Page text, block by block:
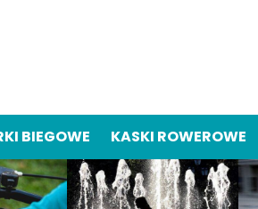
BIEGOWE KASKI ROWEROWE